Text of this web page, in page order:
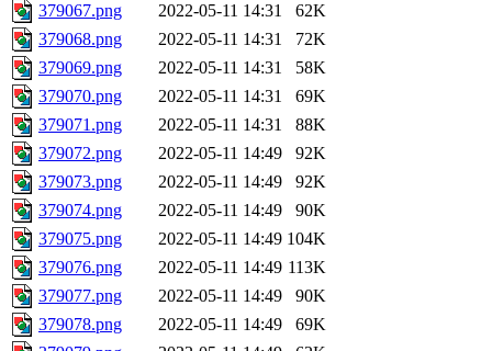
379067.png
2022-05-11 14:31
62K
379068.png
2022-05-11 14:31
72K
379069.png
2022-05-11 14:31
58K
379070.png
2022-05-11 14:31
69K
379071.png
2022-05-11 14:31
88K
379072.png
2022-05-11 14:49
92K
379073.png
2022-05-11 14:49
92K
379074.png
2022-05-11 14:49
90K
379075.png
2022-05-11 14:49 104K
379076.png
2022-05-11 14:49 113K
379077.png
2022-05-11 14:49
90K
379078.png
2022-05-11 14:49
69K